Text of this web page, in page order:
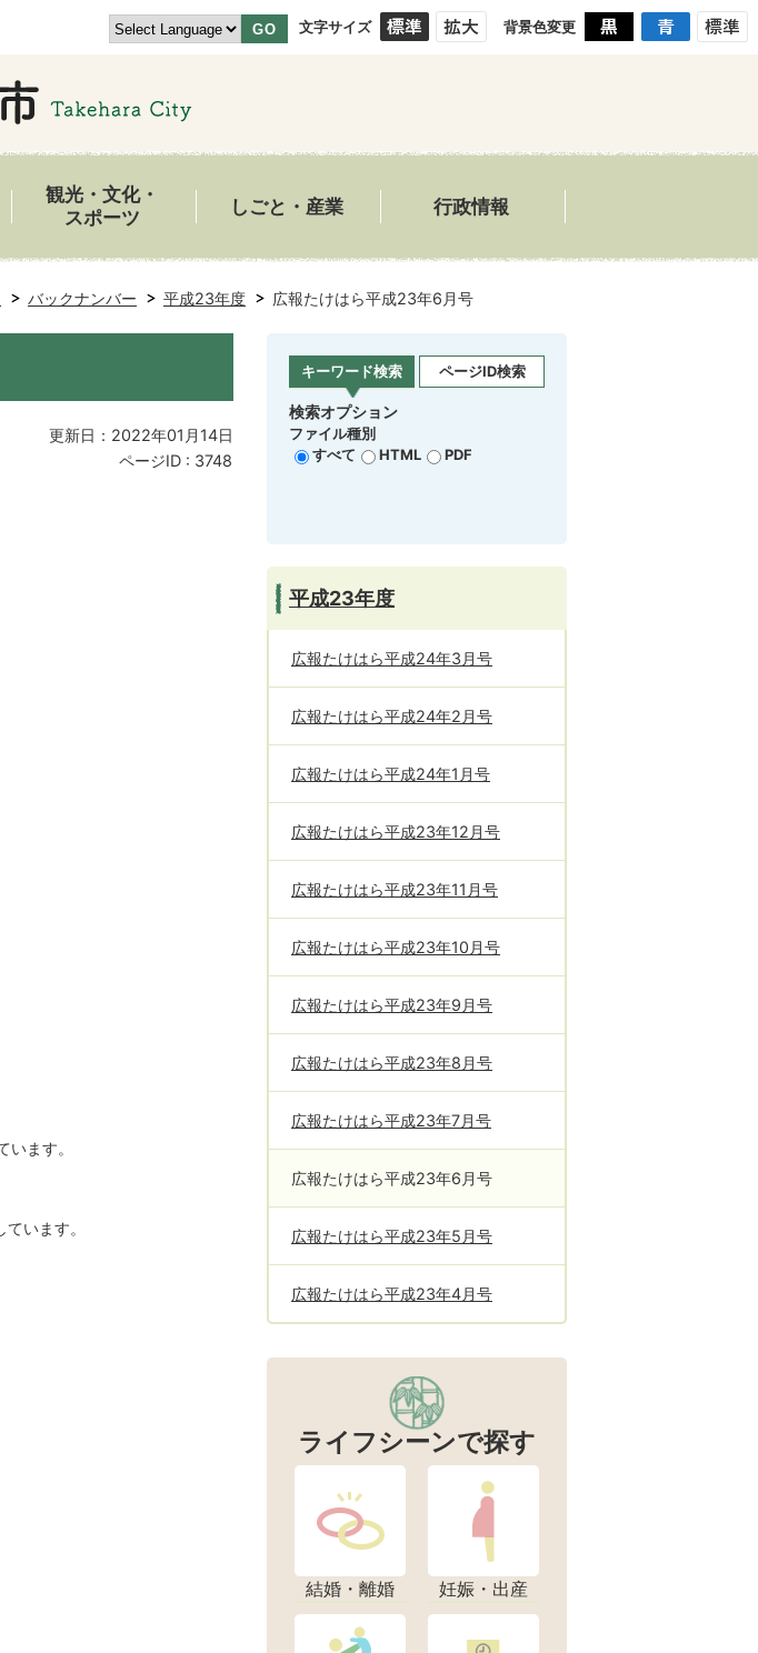
GO 文字サイズ 背景色変更
観光・文化・
スポーツ
しごと・産業 行政情報
バックナンバー 平成23年度 広報たけはら平成23年6月号
更新日：2022年01月14日
ページID : 3748
ます。
います。
キーワード検索 ページID検索
検索オプション
ファイル種別
すべて
HTML PDF
平成23年度
広報たけはら平成24年3月号
広報たけはら平成24年2月号
広報たけはら平成24年1月号
広報たけはら平成23年12月号
広報たけはら平成23年11月号
広報たけはら平成23年10月号
広報たけはら平成23年9月号
広報たけはら平成23年8月号
広報たけはら平成23年7月号
広報たけはら平成23年6月号
広報たけはら平成23年5月号
広報たけはら平成23年4月号
ライフシーンで探す
結婚・離婚 妊娠・出産